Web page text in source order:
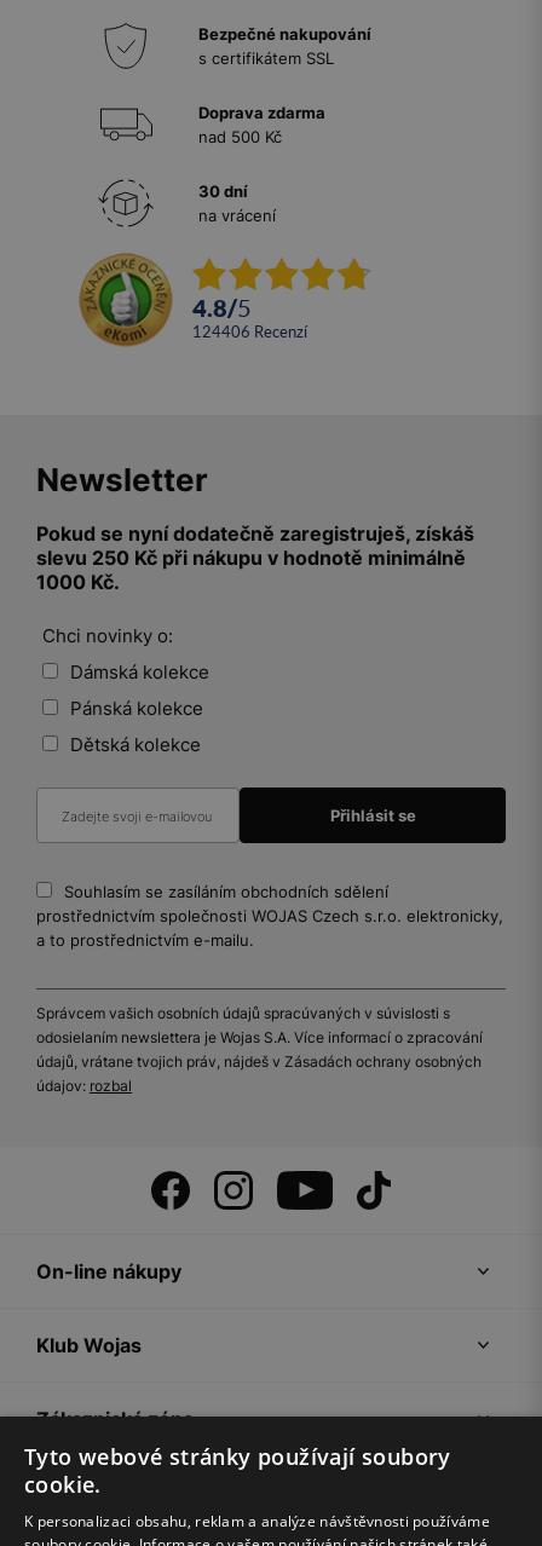
Bezpečné nakupování
s certifikátem SSL
Doprava zdarma
nad 500 Kč
30 dní
na vrácení
4.8/5
124406 recenzí
Newsletter
Pokud se nyní dodatečně zaregistruješ, získáš
slevu 250 Kč při nákupu v hodnotě minimálně
1000 Kč.
Chci novinky o:
Dámská kolekce
Pánská kolekce
Dětská kolekce
Souhlasím se zasíláním obchodních sdělení
prostřednictvím společnosti WOJAS Czech s.r.o. elektronicky,
a to prostřednictvím e-mailu.
Správcem vašich osobních údajů spracúvaných v súvislosti s
odosielaním newslettera je Wojas S.A. Více informací o zpracování
údajů, vrátane tvojich práv, nájdeš v Zásadách ochrany osobných
údajov: rozbal
On-line nákupy
Klub Wojas
Zákaznická zóna
Společnost Wojas
Tyto webové stránky používají soubory
cookie.
K personalizaci obsahu, reklam a analýze návštěvnosti používáme